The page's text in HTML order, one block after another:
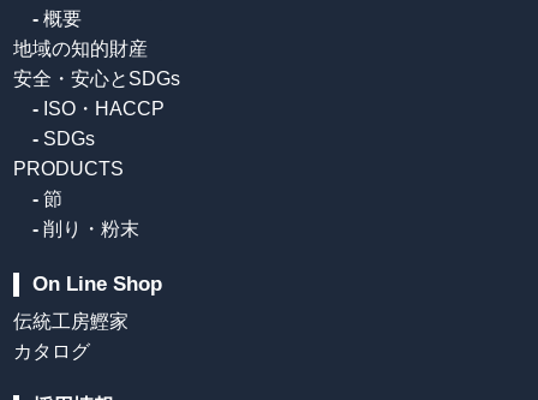
- 概要
地域の知的財産
安全・安心とSDGs
- ISO・HACCP
- SDGs
PRODUCTS
- 節
- 削り・粉末
On Line Shop
伝統工房鰹家
カタログ